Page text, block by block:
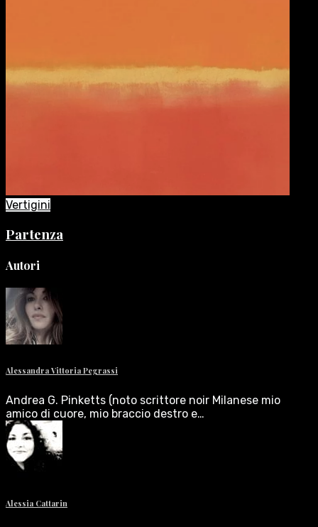
Vertigini
Partenza
Autori
Alessandra Vittoria Pegrassi
Andrea G. Pinketts (noto scrittore noir Milanese mio
amico di cuore, mio braccio destro e…
Alessia Cattarin